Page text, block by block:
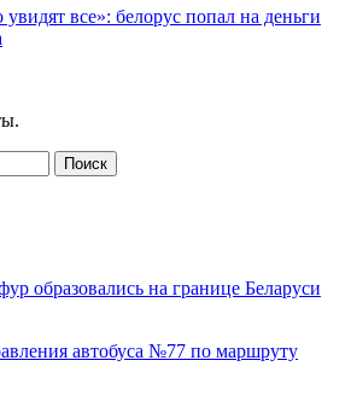
все»: белорус попал на деньги
образовались на границе Беларуси
автобуса №77 по маршруту